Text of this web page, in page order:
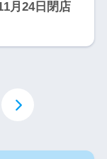
月24日閉店